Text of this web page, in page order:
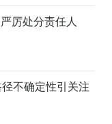
厉处分责任人
不确定性引关注